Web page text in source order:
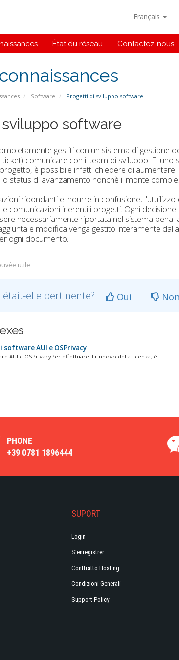
Français
État du réseau Contactez-nous
Software Progetti di sviluppo software
software
gestiti con un sistema di gestione
comunicare con il team di sviluppo. E'
è possibile infatti chiedere di
status di avanzamento nonchè il monte
ridondanti e indurre in confusione,
comunicazioni inerenti i progetti. Ogni
necessariamente riportata nel sistema pena
e modifica venga gestito interamente
ogni documento.
utile
était-elle pertinente? Oui Non
software AUI e OSPrivacy
AUI e OSPrivacyPer effettuare il rinnovo della licenza, è...
PHONE
+39 0781 1896444
SUPORT
Login
S'enregistrer
Conttratto Hosting
Condizioni Generali
Support Policy